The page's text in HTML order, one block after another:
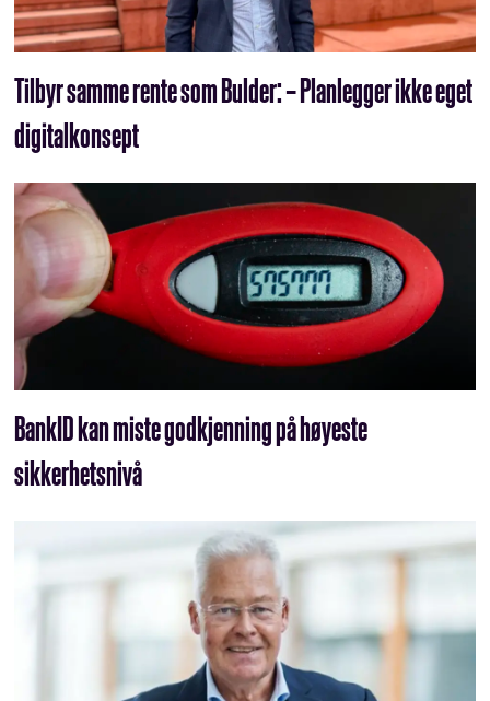
Tilbyr samme rente som Bulder: – Planlegger ikke eget
digitalkonsept
BankID kan miste godkjenning på høyeste
sikkerhetsnivå